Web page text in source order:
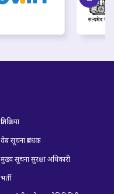
प्रतिक्रिया
वेब सूचना प्रबंधक
मुख्य सूचना सुरक्षा अधिकारी
भर्ती